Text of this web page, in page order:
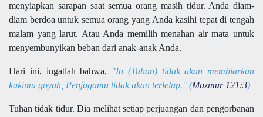
menyiapkan sarapan saat semua orang masih tidur. Anda diam-
diam berdoa untuk semua orang yang Anda kasihi tepat di tengah
malam yang larut. Atau Anda memilih menahan air mata untuk
menyembunyikan beban dari anak-anak Anda.
Hari ini, ingatlah bahwa,
"Ia (Tuhan) tidak akan membiarkan
kakimu goyah, Penjagamu tidak akan terlelap." (Mazmur 121:3)
Tuhan tidak tidur. Dia melihat setiap perjuangan dan pengorbanan